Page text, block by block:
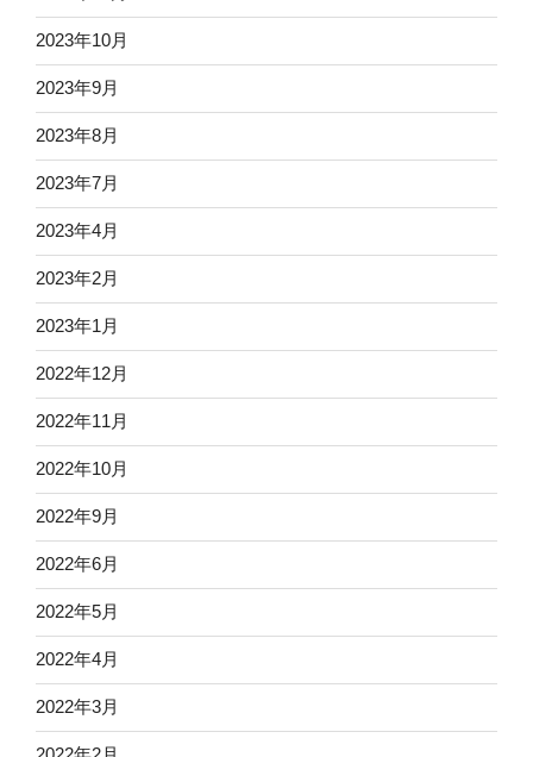
2023年10月
2023年9月
2023年8月
2023年7月
2023年4月
2023年2月
2023年1月
2022年12月
2022年11月
2022年10月
2022年9月
2022年6月
2022年5月
2022年4月
2022年3月